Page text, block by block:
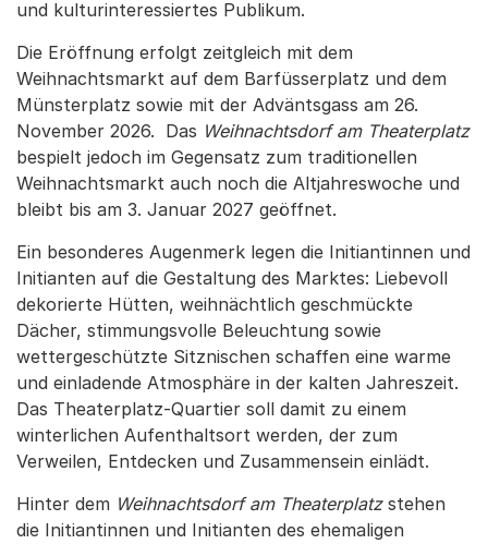
und kulturinteressiertes Publikum.
Die Eröffnung erfolgt zeitgleich mit dem
Weihnachtsmarkt auf dem Barfüsserplatz und dem
Münsterplatz sowie mit der Adväntsgass am 26.
November 2026. Das Weihnachtsdorf am Theaterplatz
bespielt jedoch im Gegensatz zum traditionellen
Weihnachtsmarkt auch noch die Altjahreswoche und
bleibt bis am 3. Januar 2027 geöffnet.
Ein besonderes Augenmerk legen die Initiantinnen und
Initianten auf die Gestaltung des Marktes: Liebevoll
dekorierte Hütten, weihnächtlich geschmückte
Dächer, stimmungsvolle Beleuchtung sowie
wettergeschützte Sitznischen schaffen eine warme
und einladende Atmosphäre in der kalten Jahreszeit.
Das Theaterplatz-Quartier soll damit zu einem
winterlichen Aufenthaltsort werden, der zum
Verweilen, Entdecken und Zusammensein einlädt.
Hinter dem Weihnachtsdorf am Theaterplatzstehen
die Initiantinnen und Initianten des ehemaligen